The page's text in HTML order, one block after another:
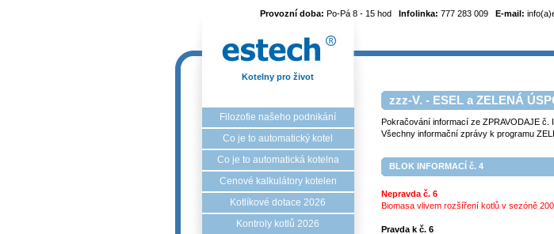
Provozní doba: Po-Pá 8 - 15 hod Infolinka: 777 283 009 E-mail:
Kotelny pro život
Filozofie našeho podnikání
Co je to automatický kotel
Co je to automatická kotelna
Cenové kalkulátory kotelen
Kotlíkové dotace 2026
Kontroly kotlů 2026
zzz-V. - ESEL a ZELENÁ
Pokračování informací ze ZPRAVODAJE č.
Všechny informační zprávy k programu
BLOK INFORMACÍ č. 4
Nepravda č. 6
Biomasa vlivem rozšíření kotlů v sezóně
Pravda k č. 6